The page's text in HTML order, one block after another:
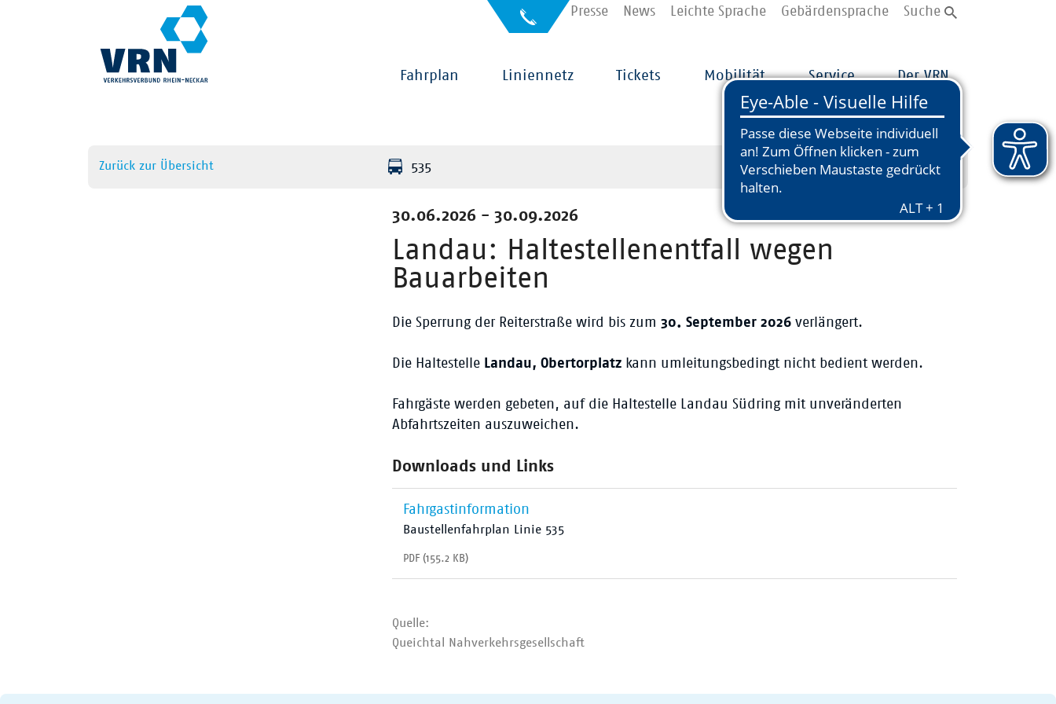
Auskunft
für
Kontakt Presse News Leichte Sprache Gebärdensprache Suche
Hauptnavigation
Fahrplan Liniennetz Tickets Mobilität Service Der VRN
Zurück zur Übersicht 535
30.06.2026 - 30.09.2026
Landau: Haltestellenentfall wegen
Bauarbeiten
Die Sperrung der Reiterstraße wird bis zum30. September 2026 verlängert.
Die Haltestelle Landau, Obertorplatz kann umleitungsbedingt nicht bedient werden.
Fahrgäste werden gebeten, auf die Haltestelle Landau Südring mit unveränderten
Abfahrtszeiten auszuweichen.
Downloads und Links
Fahrgastinformation
Baustellenfahrplan Linie 535
PDF (155.2 KB)
Quelle:
Queichtal Nahverkehrsgesellschaft